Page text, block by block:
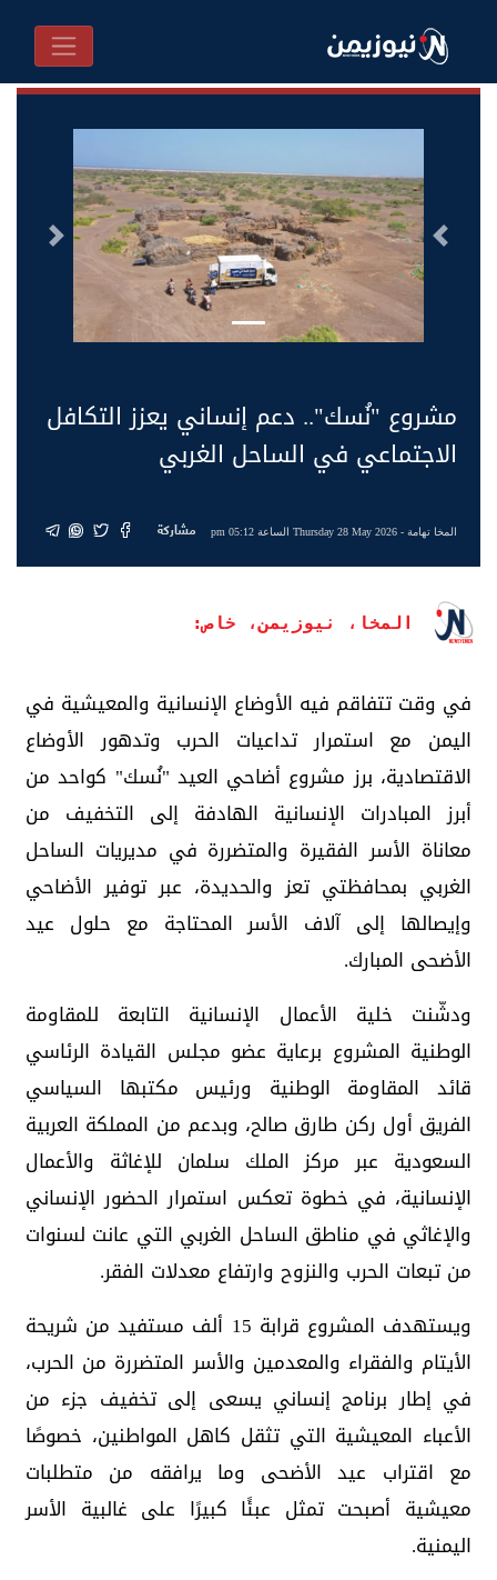
السابق التالى
مشروع "نُسك".. دعم إنساني يعزز التكافل
الاجتماعي في الساحل الغربي
المخا تهامة- Thursday 28 May 2026 الساعة 05:12 pm مشاركة
المخا، نيوزيمن، خاص:
في وقت تتفاقم فيه الأوضاع الإنسانية والمعيشية في
اليمن مع استمرار تداعيات الحرب وتدهور الأوضاع
الاقتصادية، برز مشروع أضاحي العيد "نُسك" كواحد من
أبرز المبادرات الإنسانية الهادفة إلى التخفيف من
معاناة الأسر الفقيرة والمتضررة في مديريات الساحل
الغربي بمحافظتي تعز والحديدة، عبر توفير الأضاحي
وإيصالها إلى آلاف الأسر المحتاجة مع حلول عيد
الأضحى المبارك.
ودشّنت خلية الأعمال الإنسانية التابعة للمقاومة
الوطنية المشروع برعاية عضو مجلس القيادة الرئاسي
قائد المقاومة الوطنية ورئيس مكتبها السياسي
الفريق أول ركن طارق صالح، وبدعم من المملكة العربية
السعودية عبر مركز الملك سلمان للإغاثة والأعمال
الإنسانية، في خطوة تعكس استمرار الحضور الإنساني
والإغاثي في مناطق الساحل الغربي التي عانت لسنوات
من تبعات الحرب والنزوح وارتفاع معدلات الفقر.
ويستهدف المشروع قرابة 15 ألف مستفيد من شريحة
الأيتام والفقراء والمعدمين والأسر المتضررة من الحرب،
في إطار برنامج إنساني يسعى إلى تخفيف جزء من
الأعباء المعيشية التي تثقل كاهل المواطنين، خصوصًا
مع اقتراب عيد الأضحى وما يرافقه من متطلبات
معيشية أصبحت تمثل عبئًا كبيرًا على غالبية الأسر
اليمنية.